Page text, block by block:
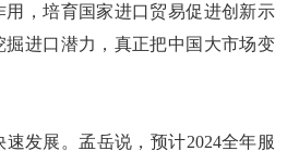
，培育国家进口贸易促进创新示
进口潜力，真正把中国大市场变
展。孟岳说，预计2024全年服